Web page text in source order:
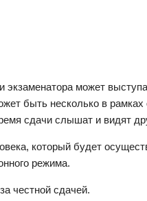
экзаменатора может
быть несколько в рамках
сдачи слышат и видят
который будет
режима.
честной сдачей.